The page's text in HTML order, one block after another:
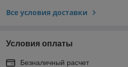
Все условия доставки
Условия оплаты
Безналичный расчет